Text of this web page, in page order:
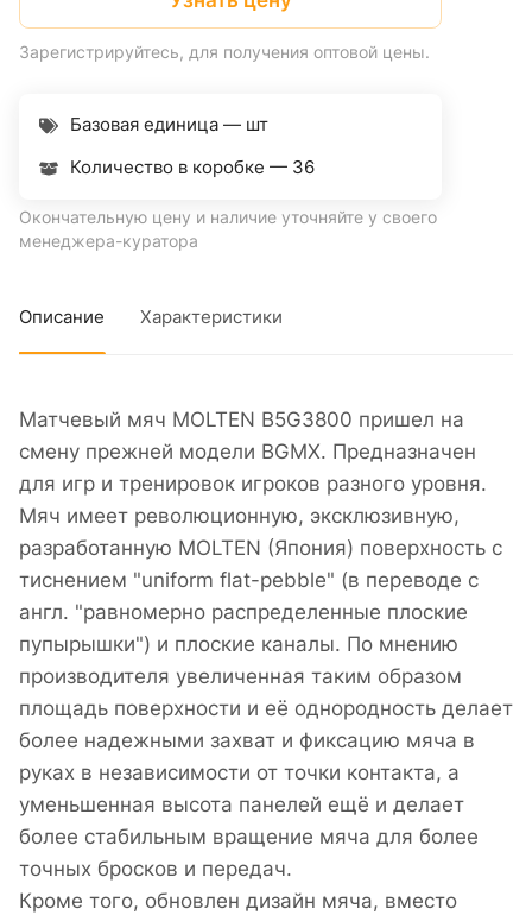
Зарегистрируйтесь, для получения оптовой цены.
Базовая единица — шт
Количество в коробке — 36
Окончательную цену и наличие уточняйте у своего
менеджера-куратора
Описание Характеристики
Матчевый мяч MOLTEN B5G3800 пришел на
смену прежней модели BGMX. Предназначен
для игр и тренировок игроков разного уровня.
Мяч имеет революционную, эксклюзивную,
разработанную MOLTEN (Япония) поверхность с
тиснением "uniform flat-pebble" (в переводе с
англ. "равномерно распределенные плоские
пупырышки") и плоские каналы. По мнению
производителя увеличенная таким образом
площадь поверхности и её однородность делает
более надежными захват и фиксацию мяча в
руках в независимости от точки контакта, а
уменьшенная высота панелей ещё и делает
более стабильным вращение мяча для более
точных бросков и передач.
Кроме того, обновлен дизайн мяча, вместо